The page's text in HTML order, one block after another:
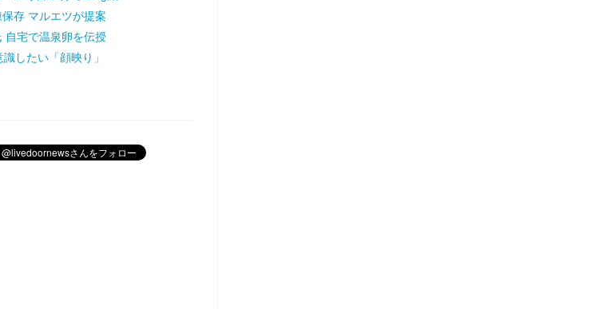
存 マルエツが提案
自宅で温泉卵を伝授
したい「顔映り」